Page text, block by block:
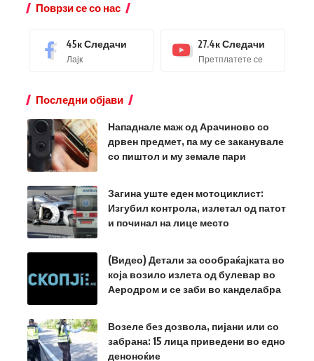
Поврзи се со нас
45кСледачи
Лајк
27.4кСледачи
Претплатете се
Последни објави
Нападнале маж од Арачиново со
дрвен предмет, па му се заканувале
со пиштол и му земале пари
Загина уште еден мотоциклист:
Изгубил контрола, излетал од патот
и починал на лице место
(Видео) Детали за сообраќајката во
која возило излета од булевар во
Аеродром и се заби во канделабра
Возеле без дозвола, пијани или со
забрана: 15 лица приведени во едно
деноноќие